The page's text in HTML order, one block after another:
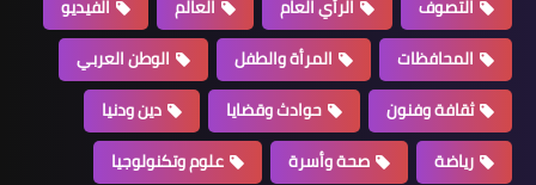
التصوف الرأي العام العالم
الفيديو
المحافظات
المرأة والطفل
الوطن العربي
ثقافة وفنون
حوادث وقضايا
دين ودنيا
رياضة
صحة وأسرة
علوم وتكنولوجيا